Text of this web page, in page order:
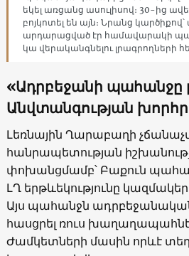
եկել առցանց ասուլիսով։ 30-ից
բոյկոտել են այն։ Նրանց
արդարացված էր համավարակի
կա վերականգնելու լրագրողների
«Ադրբեջանի պահանջը
Անվտանգության
Լեռնային Ղարաբաղի
հանրապետության
փոխանցմամբ՝ Բաքուն
ԼՂ երթևեկությունը
Այս պահանջն
հասցրել ռուս
Ժամկետների մասին որևէ